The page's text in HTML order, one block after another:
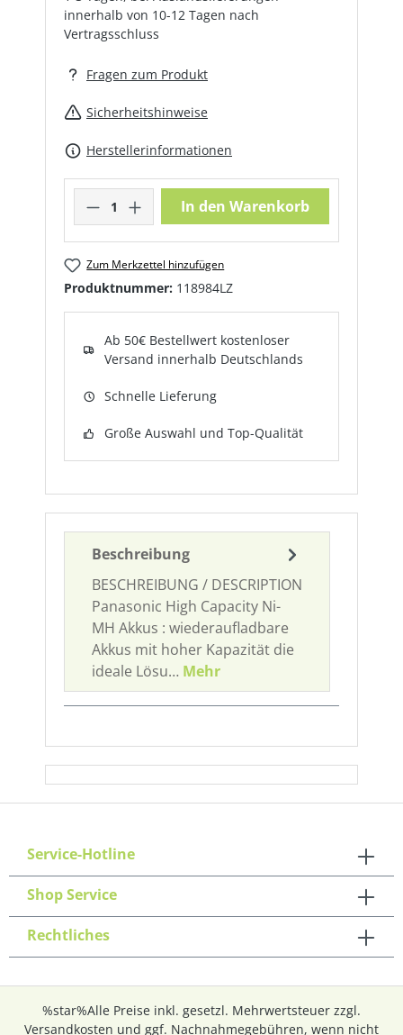
innerhalb von 10-12 Tagen nach
Vertragsschluss
Fragen zum Produkt
Sicherheitshinweise
Herstellerinformationen
Produkt Anzahl: Gib den
In den Warenkorb
Zum Merkzettel hinzufügen
Produktnummer: 118984LZ
Ab 50€ Bestellwert kostenloser
Versand innerhalb Deutschlands
Schnelle Lieferung
Große Auswahl und Top-Qualität
Beschreibung
BESCHREIBUNG / DESCRIPTION
Panasonic High Capacity Ni-
MH Akkus : wiederaufladbare
Akkus mit hoher Kapazität die
ideale Lösu… Mehr
Service-Hotline
Shop Service
Rechtliches
%star%Alle Preise inkl. gesetzl. Mehrwertsteuer zzgl.
Versandkosten und ggf. Nachnahmegebühren, wenn nicht